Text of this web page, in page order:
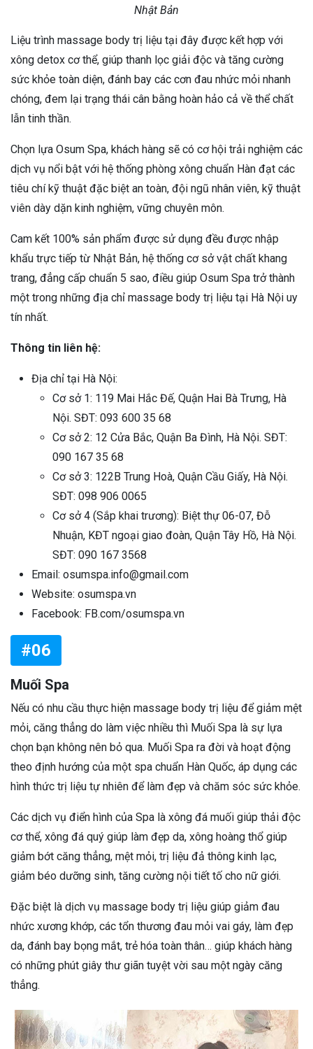
Nhật Bản
Liệu trình massage body trị liệu tại đây được kết hợp với
xông detox cơ thể, giúp thanh lọc giải độc và tăng cường
sức khỏe toàn diện, đánh bay các cơn đau nhức mỏi nhanh
chóng, đem lại trạng thái cân bằng hoàn hảo cả về thể chất
lẫn tinh thần.
Chọn lựa Osum Spa, khách hàng sẽ có cơ hội trải nghiệm các
dịch vụ nổi bật với hệ thống phòng xông chuẩn Hàn đạt các
tiêu chí kỹ thuật đặc biệt an toàn, đội ngũ nhân viên, kỹ thuật
viên dày dặn kinh nghiệm, vững chuyên môn.
Cam kết 100% sản phẩm được sử dụng đều được nhập
khẩu trực tiếp từ Nhật Bản, hệ thống cơ sở vật chất khang
trang, đẳng cấp chuẩn 5 sao, điều giúp Osum Spa trở thành
một trong những địa chỉ massage body trị liệu tại Hà Nội uy
tín nhất.
Thông tin liên hệ:
Địa chỉ tại Hà Nội:
Cơ sở 1: 119 Mai Hắc Đế, Quận Hai Bà Trưng, Hà
Nội. SĐT: 093 600 35 68
Cơ sở 2: 12 Cửa Bắc, Quận Ba Đình, Hà Nội. SĐT:
090 167 35 68
Cơ sở 3: 122B Trung Hoà, Quận Cầu Giấy, Hà Nội.
SĐT: 098 906 0065
Cơ sở 4 (Sắp khai trương): Biệt thự 06-07, Đỗ
Nhuận, KĐT ngoại giao đoàn, Quận Tây Hồ, Hà Nội.
SĐT: 090 167 3568
Email: osumspa.info@gmail.com
Website: osumspa.vn
Facebook: FB.com/osumspa.vn
#06
Muối Spa
Nếu có nhu cầu thực hiện massage body trị liệu để giảm mệt
mỏi, căng thẳng do làm việc nhiều thì Muối Spa là sự lựa
chọn bạn không nên bỏ qua. Muối Spa ra đời và hoạt động
theo định hướng của một spa chuẩn Hàn Quốc, áp dụng các
hình thức trị liệu tự nhiên để làm đẹp và chăm sóc sức khỏe.
Các dịch vụ điển hình của Spa là xông đá muối giúp thải độc
cơ thể, xông đá quý giúp làm đẹp da, xông hoàng thổ giúp
giảm bớt căng thẳng, mệt mỏi, trị liệu đả thông kinh lạc,
giảm béo dưỡng sinh, tăng cường nội tiết tố cho nữ giới.
Đặc biệt là dịch vụ massage body trị liệu giúp giảm đau
nhức xương khớp, các tổn thương đau mỏi vai gáy, làm đẹp
da, đánh bay bọng mắt, trẻ hóa toàn thân… giúp khách hàng
có những phút giây thư giãn tuyệt vời sau một ngày căng
thẳng.